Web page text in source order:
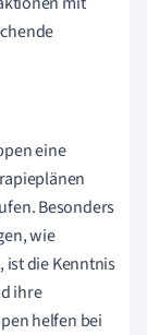
eine
Besonders
wie
ist die Kenntnis
ihre
helfen bei